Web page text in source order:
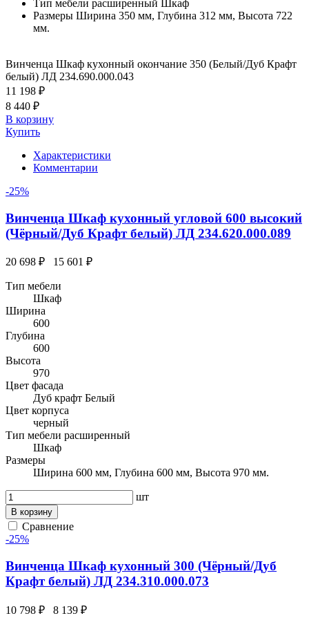
Тип мебели расширенный
Шкаф
Размеры Ширина 350 мм, Глубина 312 мм, Высота 722
мм.
Винченца Шкаф кухонный окончание 350 (Белый/Дуб Крафт
белый) ЛД 234.690.000.043
11 198 ₽
8 440 ₽
В корзину
Купить
Характеристики
Комментарии
-25%
Винченца Шкаф кухонный угловой 600 высокий
(Чёрный/Дуб Крафт белый) ЛД 234.620.000.089
20 698 ₽ 15 601 ₽
Тип мебели
Шкаф
Ширина
600
Глубина
600
Высота
970
Цвет фасада
Дуб крафт Белый
Цвет корпуса
черный
Тип мебели расширенный
Шкаф
Размеры
Ширина 600 мм, Глубина 600 мм, Высота 970 мм.
шт
В корзину
Сравнение
-25%
Винченца Шкаф кухонный 300 (Чёрный/Дуб
Крафт белый) ЛД 234.310.000.073
10 798 ₽ 8 139 ₽